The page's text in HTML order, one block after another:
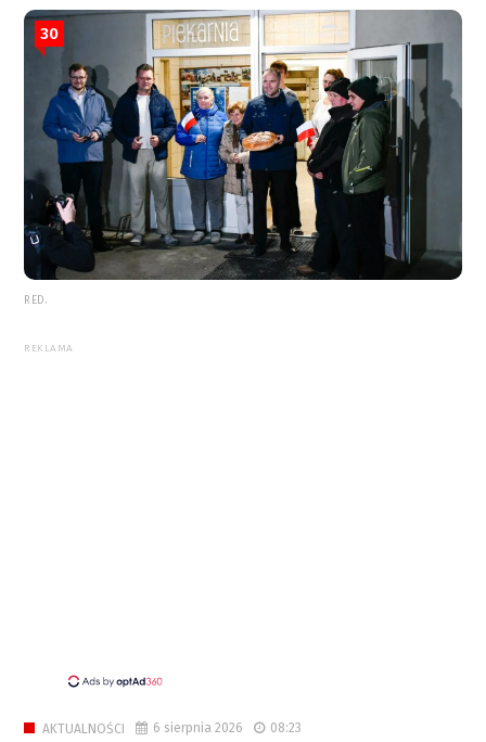
30
RED.
REKLAMA
AKTUALNOŚCI 6 sierpnia 2026 08:23